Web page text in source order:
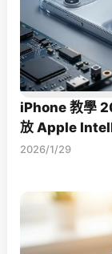
iPhone 教學
放 Apple
2026/1/29